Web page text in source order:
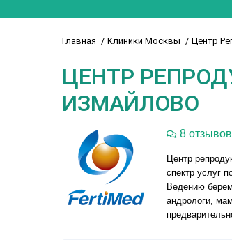
Главная Клиники Москвы Центр
ЦЕНТР
ИЗМАЙЛОВО
8 отзывов
Центр
спектр услуг
Ведению
андрологи,